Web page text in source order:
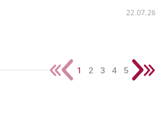
22.07.26
1 2 3 4 5